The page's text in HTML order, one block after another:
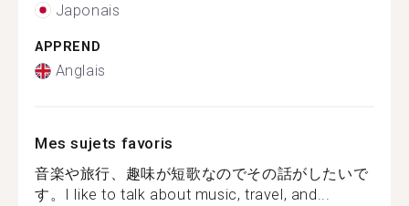
Japonais
APPREND
Anglais
Mes sujets favoris
音楽や旅行、趣味が短歌なのでその話がしたいで
す。I like to talk about music, travel, and...